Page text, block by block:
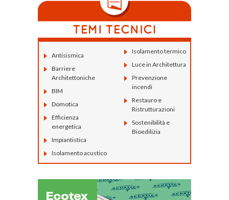
Antisismica
Barriere
Architettoniche
BIM
Domotica
Efficienza
energetica
Impiantistica
Isolamento acustico
Isolamento termico
Luce in Architettura
Prevenzione
incendi
Restauro e
Ristrutturazioni
Sostenibilità e
Bioedilizia